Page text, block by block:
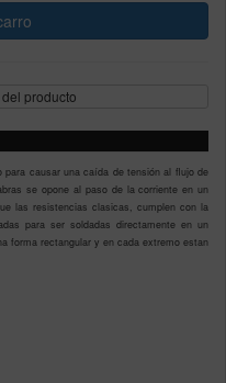
producto
para causar una caída de tensión al flujo de
se opone al paso de la corriente en un
las resistencias clasicas, cumplen con la
para ser soldadas directamente en un
forma rectangular y en cada extremo estan